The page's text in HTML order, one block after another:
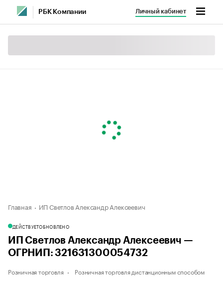
РБК Компании Личный кабинет
Главная ИП Светлов Александр Алексеевич
ДЕЙСТВУЕТОБНОВЛЕНО
ИП Светлов Александр Алексеевич —
ОГРНИП: 321631300054732
Розничная торговля Розничная торговля дистанционным способом